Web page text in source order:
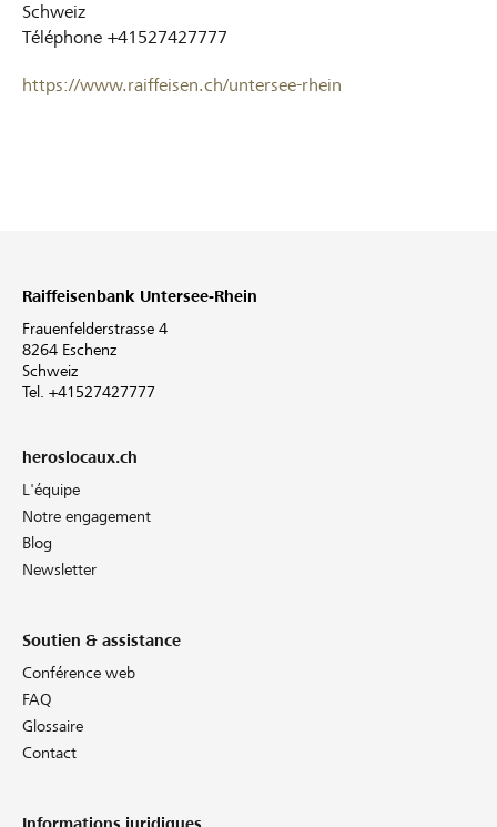
Schweiz
Téléphone +41527427777
https://www.raiffeisen.ch/untersee-rhein
Raiffeisenbank Untersee-Rhein
Frauenfelderstrasse 4
8264 Eschenz
Schweiz
Tel. +41527427777
heroslocaux.ch
L'équipe
Notre engagement
Blog
Newsletter
Soutien & assistance
Conférence web
FAQ
Glossaire
Contact
Informations juridiques